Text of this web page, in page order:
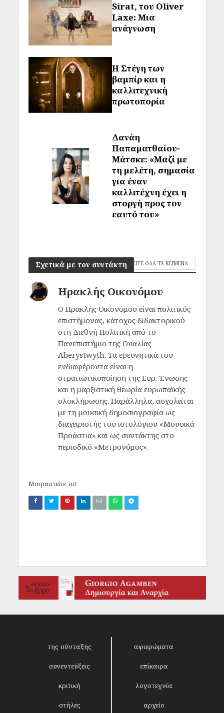
Sirat, του Oliver
Laxe: Μια
ανάγνωση
Η Στέγη των
βαμπίρ και η
καλλιτεχνική
πρωτοπορία
Δανάη
Παπαματθαίου-
Μάτσκε: «Μαζί με
τη μελέτη, σημασία
για έναν
καλλιτέχνη έχει η
στοργή προς τον
εαυτό του»
Σχετικά με τον συντάκτη ΔΕΙΤΕ ΟΛΑ ΤΑ ΚΕΙΜΕΝΑ
Ηρακλής Οικονόμου
Ο Ηρακλής Οικονόμου είναι πολιτικός
επιστήμονας, κάτοχος διδακτορικού
στη Διεθνή Πολιτική από το
Πανεπιστήμιο της Ουαλίας
Aberystwyth. Τα ερευνητικά του
ενδιαφέροντα είναι η
στρατιωτικοποίηση της Ευρ. Ένωσης
και η μαρξιστική θεωρία ευρωπαϊκής
ολοκλήρωσης. Παράλληλα, ασχολείται
με τη μουσική δημοσιογραφία ως
διαχειριστής του ιστολόγιου «Μουσικά
Προάστια» και ως συντάκτης στο
περιοδικό «Μετρονόμος».
Μοιραστείτε το!
της σύνταξης αφιερώματα
συνεντεύξεις επίκαιρα
κριτική λογοτεχνία
στήλες αρχείο